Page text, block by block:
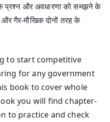
के प्रश्न और अवधारणा को समझने के
गैर-मौखिक दोनों तरह के
to start competitive
for any government
book to cover whole
you will find chapter-
to practice and check